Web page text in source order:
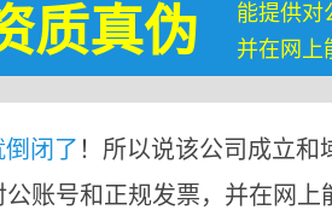
质真伪
能提供对
并在网上
闭了 ！所以说该公司成立和
账号和正规发票，并在网上